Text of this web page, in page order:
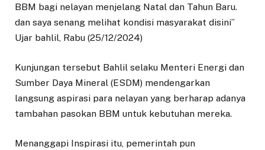
BBM bagi nelayan menjelang Natal dan Tahun Baru.
dan saya senang melihat kondisi masyarakat disini”
Ujar bahlil, Rabu (25/12/2024)
Kunjungan tersebut Bahlil selaku Menteri Energi dan
Sumber Daya Mineral (ESDM) mendengarkan
langsung aspirasi para nelayan yang berharap adanya
tambahan pasokan BBM untuk kebutuhan mereka.
Menanggapi Inspirasi itu, pemerintah pun